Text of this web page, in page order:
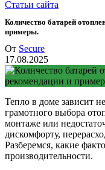
Статьи сайта
Количество батарей
примеры.
От Secure
17.08.2025
Тепло в доме зависит
грамотного выбора
монтаже или
дискомфорту,
Разберемся, какие
производительности.